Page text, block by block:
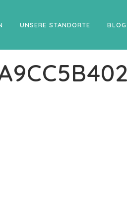
UNSERE STANDORTE BLOG